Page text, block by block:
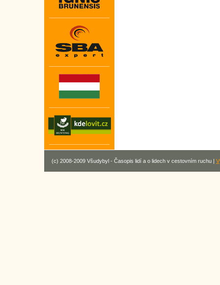
(c) 2008-2009 Všudybyl - Časopis lidí a o lidech v cestovním ruchu |